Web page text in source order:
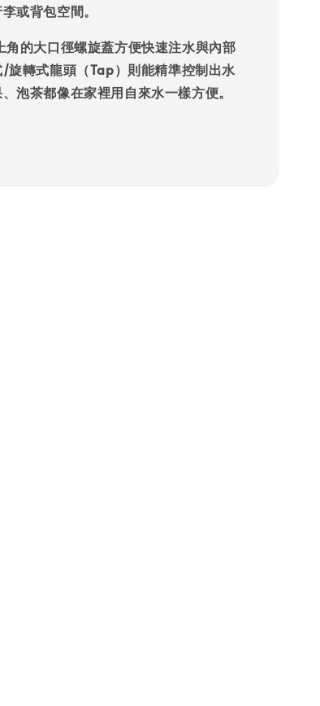
或背包空間。
角的大口徑螺旋蓋方便快速注水與內部
旋轉式龍頭（Tap）則能精準控制出水
泡茶都像在家裡用自來水一樣方便。